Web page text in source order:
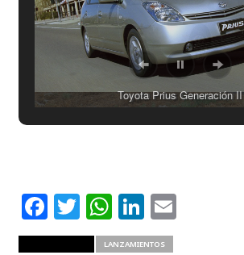
Toyota Prius Generación II
Facebook
Twitter
WhatsApp
LinkedIn
Email
LANZAMIENTOS